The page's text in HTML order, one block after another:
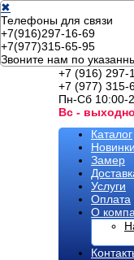
✖
Телефоны для связи
+7(916)297-16-69
+7(977)315-65-95
Звоните нам по
+7 (916) 297-
+7 (977) 315-
Пн-Сб 10:00-
Вс -
Каталог
Новинки
Замер
Услуги
Оплата
О